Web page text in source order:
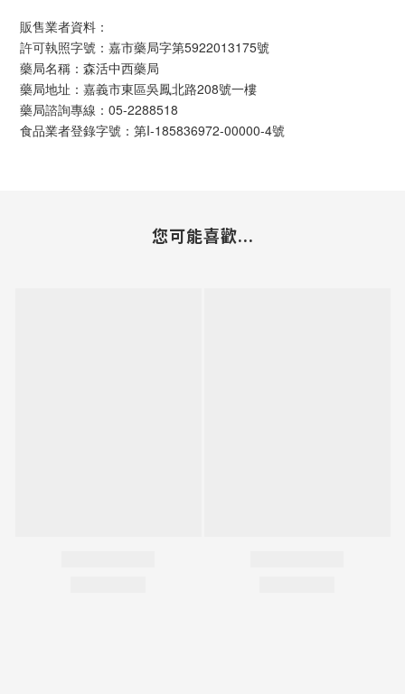
販售業者資料：
許可執照字號：嘉市藥局字第5922013175號
藥局名稱：森活中西藥局
藥局地址：嘉義市東區吳鳳北路208號一樓
藥局諮詢專線：05-2288518
食品業者登錄字號：第I-185836972-00000-4號
您可能喜歡...